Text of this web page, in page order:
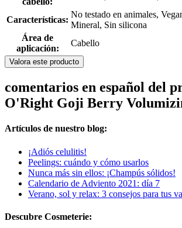
Características:
No testado en animales,
Mineral, Sin silicona
Área de
aplicación:
Cabello
Valora este producto
comentarios en español del
O'Right Goji Berry
Artículos de nuestro blog:
¡Adiós celulitis!
Peelings: cuándo y cómo usarlos
Nunca más sin ellos: ¡Champús sólidos!
Calendario de Adviento 2021: día 7
Verano, sol y relax: 3 consejos para tus
Descubre Cosmeterie: